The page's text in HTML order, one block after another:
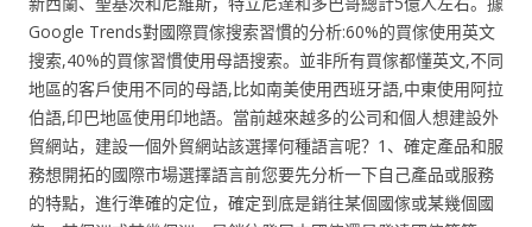
Google Trends對國際買傢搜索習慣的分析:60%的買傢使用英文
搜索,40%的買傢習慣使用母語搜索。並非所有買傢都懂英文,不同
地區的客戶使用不同的母語,比如南美使用西班牙語,中東使用阿拉
伯語,印巴地區使用印地語。當前越來越多的公司和個人想建設外
貿網站，建設一個外貿網站該選擇何種語言呢？1、確定產品和服
務想開拓的國際市場選擇語言前您要先分析一下自己產品或服務
的特點，進行準確的定位，確定到底是銷往某個國傢或某幾個國